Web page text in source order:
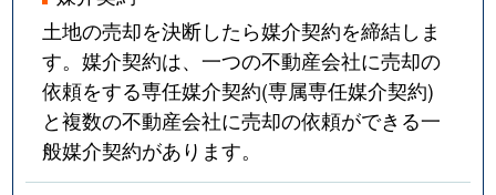
大字矢田 1,600万円 桑名
大字矢田
12,000万円 桑名
大字矢田
2,100万円 桑名
大字矢田
1,500万円 益生
徒
土地の売却を決断したら媒介契約を締結しま
す。媒介契約は、一つの不動産会社に売却の
依頼をする専任媒介契約(専属専任媒介契約)
と複数の不動産会社に売却の依頼ができる一
般媒介契約があります。